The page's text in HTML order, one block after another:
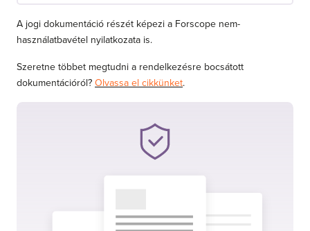
A jogi dokumentáció részét képezi a Forscope nem-
használatbavétel nyilatkozata is.
Szeretne többet megtudni a rendelkezésre bocsátott
dokumentációról? Olvassa el cikkünket.